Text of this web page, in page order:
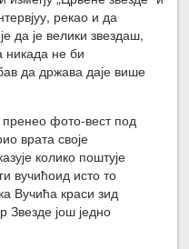
рекао и да
да је велики звездаш,
никада не би
да држава даје више
пренео фото-вест под
врата своје
колико поштује
вучићоид исто то
Вучића краси зид
Звезде још једно